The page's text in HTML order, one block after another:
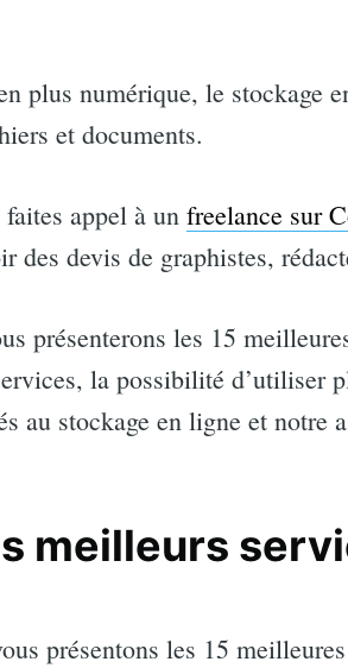
plus numérique, le stockage
et documents.
appel à un freelance sur
des devis de graphistes,
présenterons les 15
la possibilité d’utiliser
au stockage en ligne et
meilleurs
présentons les 15